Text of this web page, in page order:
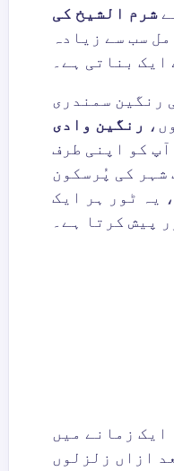
شرم الشیخ کی
سب سے زیادہ
بناتی ہے۔
رنگین سمندری
رنگین وادی
کو اپنی طرف
شہر کی پُرسکون
یہ ٹور ہر ایک
پیش کرتا ہے۔
ایک زمانے میں
ازاں زلزلوں